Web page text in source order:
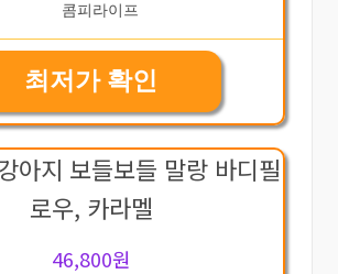
최저가 확인
아지 보들보들 말랑 바디필
로우, 카라멜
46,800원